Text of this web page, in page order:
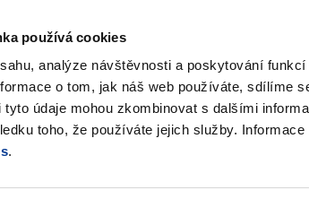
používá cookies
analýze návštěvnosti a poskytování
o tom, jak náš web používáte, sdílíme
tyto údaje mohou zkombinovat s dalšími
toho, že používáte jejich služby.
.
a Norska